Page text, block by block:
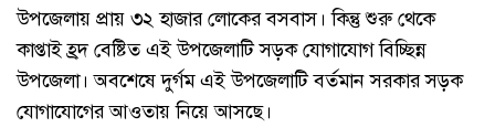
উপজেলায় প্রায় ৩২ হাজার লোকের বসবাস। কিন্তু শুরু থেকে
কাপ্তাই হ্রদ বেষ্টিত এই উপজেলাটি সড়ক যোগাযোগ বিচ্ছিন্ন
উপজেলা। অবশেষে দুর্গম এই উপজেলাটি বর্তমান সরকার সড়ক
যোগাযোগের আওতায় নিয়ে আসছে।